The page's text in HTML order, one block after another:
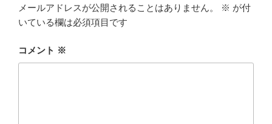
メールアドレスが公開されることはありません。 ※ が付
いている欄は必須項目です
コメント ※